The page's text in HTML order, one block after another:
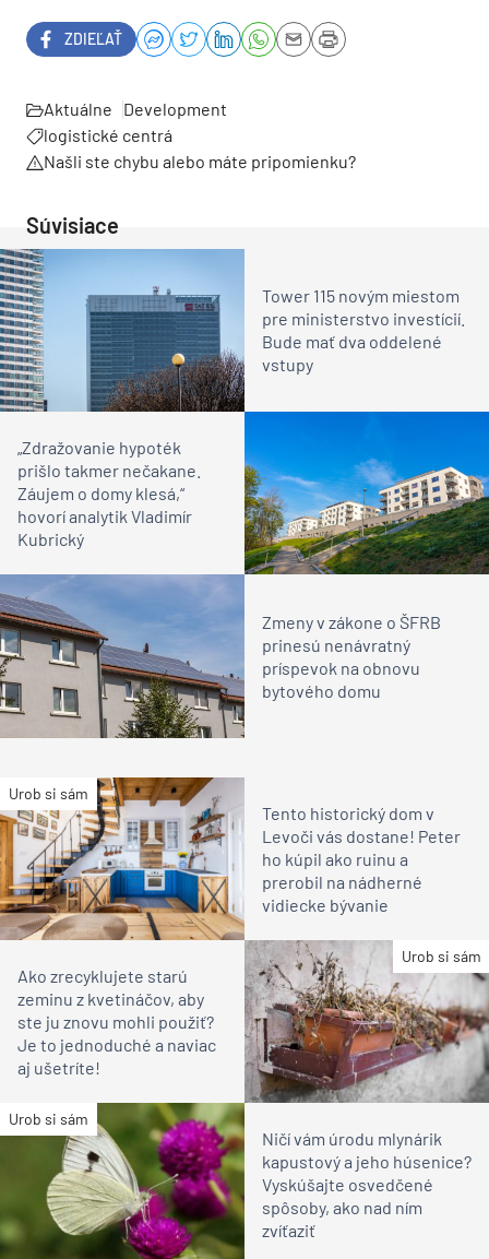
ZDIEĽAŤ
Aktuálne
Development
logistické centrá
Našli ste chybu alebo máte pripomienku?
Súvisiace
Tower 115 novým miestom
pre ministerstvo investícií.
Bude mať dva oddelené
vstupy
„Zdražovanie hypoték
prišlo takmer nečakane.
Záujem o domy klesá,“
hovorí analytik Vladimír
Kubrický
Zmeny v zákone o ŠFRB
prinesú nenávratný
príspevok na obnovu
bytového domu
Urob si sám
Tento historický dom v
Levoči vás dostane! Peter
ho kúpil ako ruinu a
prerobil na nádherné
vidiecke bývanie
Urob si sám
Ako zrecyklujete starú
zeminu z kvetináčov, aby
ste ju znovu mohli použiť?
Je to jednoduché a naviac
aj ušetríte!
Urob si sám
Ničí vám úrodu mlynárik
kapustový a jeho húsenice?
Vyskúšajte osvedčené
spôsoby, ako nad ním
zvíťaziť